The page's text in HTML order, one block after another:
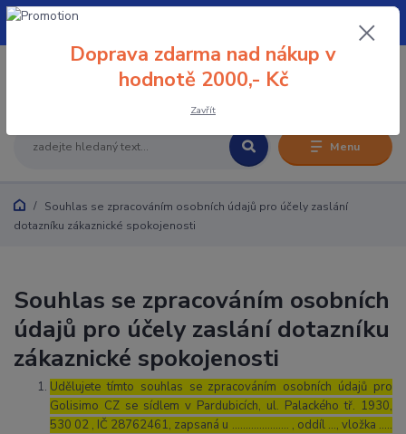
Menu
+420 608 032 114
Souhlas se zpracováním osobních údajů pro účely zaslání
dotazníku zákaznické spokojenosti
Souhlas se zpracováním osobních
údajů pro účely zaslání dotazníku
zákaznické spokojenosti
Udělujete tímto souhlas se zpracováním osobních údajů pro
Golisimo CZ se sídlem v Pardubicích, ul. Palackého tř. 1930,
530 02 , IČ 28762461, zapsaná u ………………… , oddíl …, vložka …..
Doprava zdarma nad nákup v
hodnotě 2000,- Kč
Zavřít